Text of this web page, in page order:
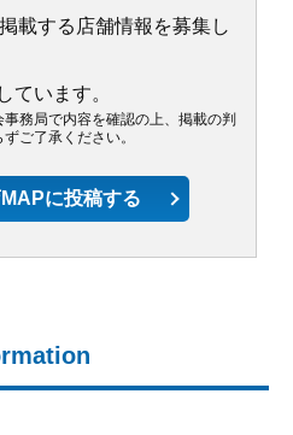
載する店舗情報を募集し
ています。
務局で内容を確認の上、掲載の判
ご了承ください。
に投稿する